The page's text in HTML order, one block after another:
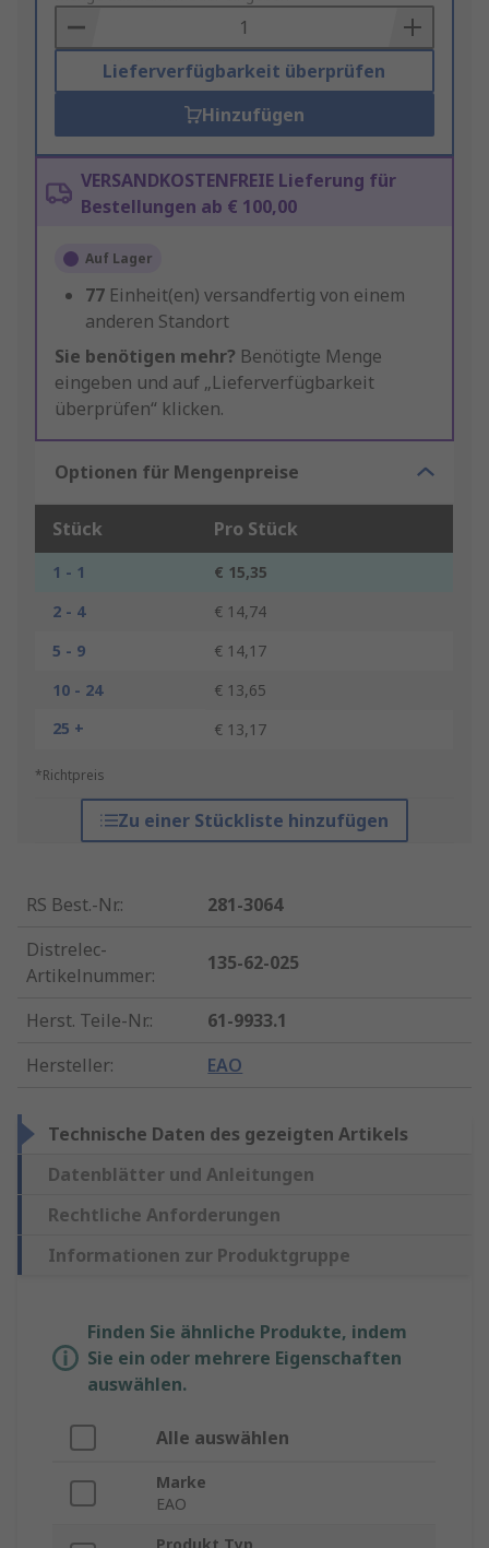
Basket
Lieferverfügbarkeit überprüfen
Hinzufügen
VERSANDKOSTENFREIE Lieferung für
Bestellungen ab € 100,00
Auf Lager
77 Einheit(en) versandfertig von einem
anderen Standort
Sie benötigen mehr? Benötigte Menge
eingeben und auf „Lieferverfügbarkeit
überprüfen“ klicken.
Optionen für Mengenpreise
Stück Pro Stück
1 - 1
€ 15,35
2 - 4
€ 14,74
5 - 9
€ 14,17
10 - 24
€ 13,65
25 +
€ 13,17
*Richtpreis
Zu einer Stückliste hinzufügen
RS Best.-Nr.:
281-3064
Distrelec-
Artikelnummer:
135-62-025
Herst. Teile-Nr.:
61-9933.1
Hersteller: EAO
Technische Daten des gezeigten Artikels
Datenblätter und Anleitungen
Rechtliche Anforderungen
Informationen zur Produktgruppe
Finden Sie ähnliche Produkte, indem
Sie ein oder mehrere Eigenschaften
auswählen.
Alle auswählen
Marke
EAO